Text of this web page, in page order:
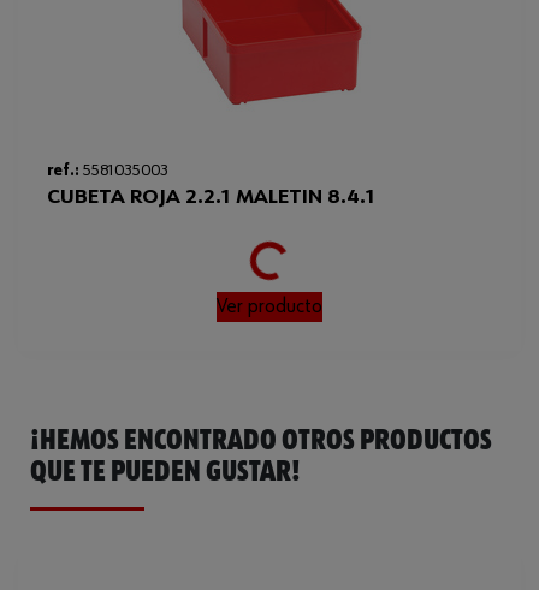
ref.: 5581035003
CUBETA ROJA 2.2.1 MALETIN 8.4.1
Loading...
Ver producto
¡HEMOS ENCONTRADO OTROS PRODUCTOS
QUE TE PUEDEN GUSTAR!